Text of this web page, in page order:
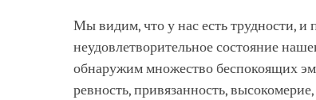
Мы видим, что у нас есть трудности, и
неудовлетворительное состояние
обнаружим множество беспокоящих
ревность, привязанность,